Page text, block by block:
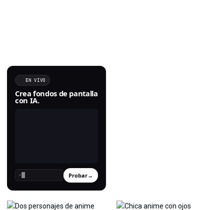
EN VIVO
Crea fondos de pantalla
con IA.
› Probar→